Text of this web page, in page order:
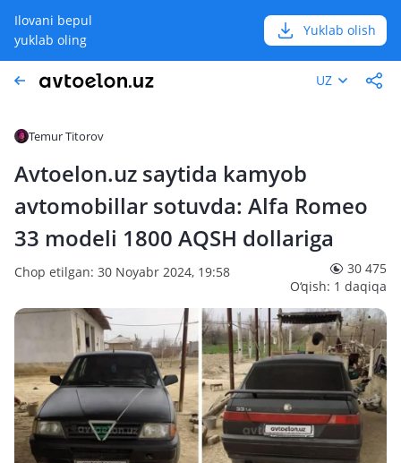
Ilovani bepul
yuklab oling
Yuklab olish
UZ
Temur Titorov
Avtoelon.uz saytida kamyob
avtomobillar sotuvda: Alfa Romeo
33 modeli 1800 AQSH dollariga
Chop etilgan: 30 Noyabr 2024, 19:58
30 475
O‘qish: 1 daqiqa